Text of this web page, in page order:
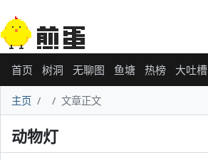
首页 树洞 无聊图 鱼塘 热榜 大吐槽
主页 文章正文
动物灯